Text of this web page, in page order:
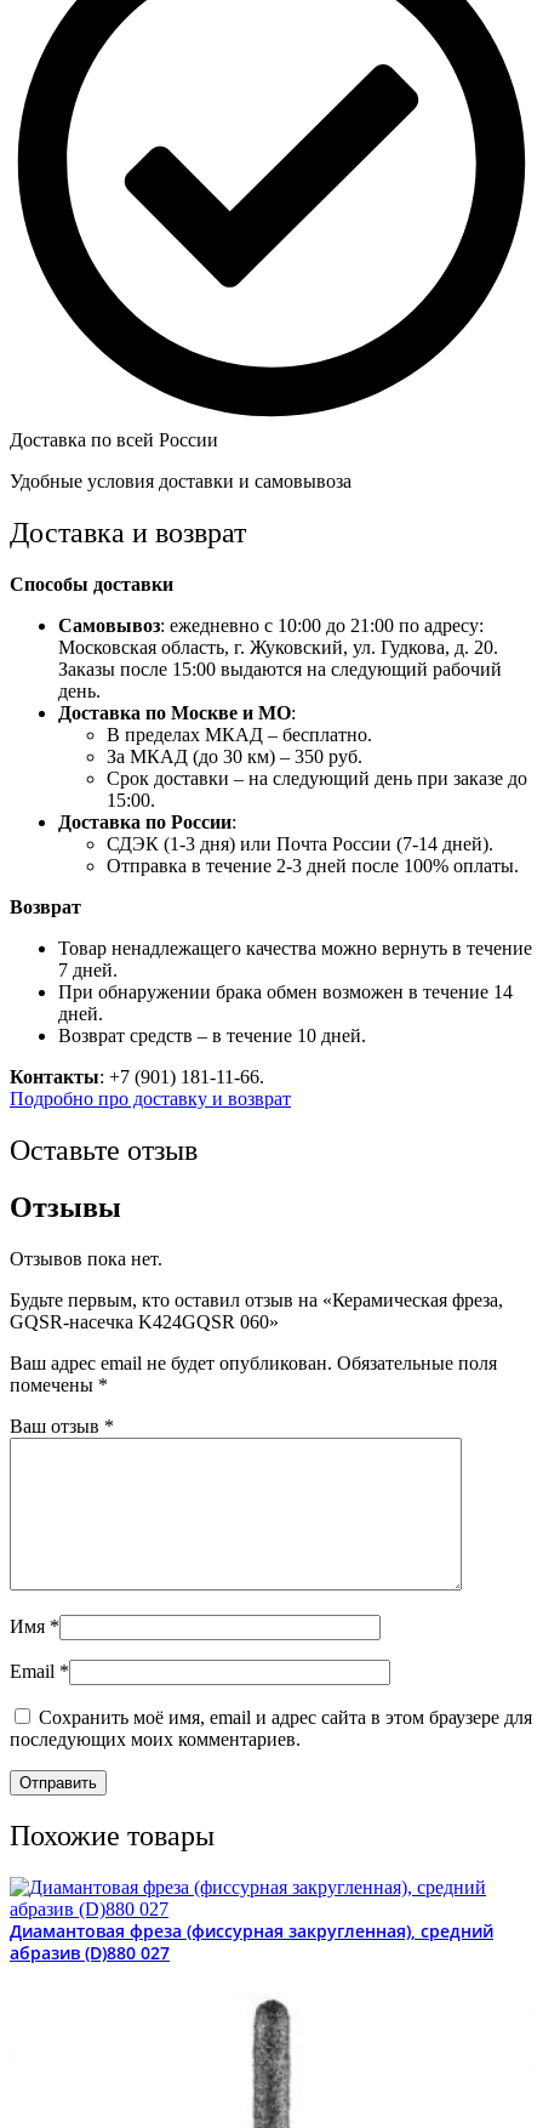
Доставка по всей России
Удобные условия доставки и самовывоза
Доставка и возврат
Способы доставки
Самовывоз: ежедневно с 10:00 до 21:00 по адресу:
Московская область, г. Жуковский, ул. Гудкова, д. 20.
Заказы после 15:00 выдаются на следующий рабочий
день.
Доставка по Москве и МО:
В пределах МКАД – бесплатно.
За МКАД (до 30 км) – 350 руб.
Срок доставки – на следующий день при заказе до
15:00.
Доставка по России:
СДЭК (1-3 дня) или Почта России (7-14 дней).
Отправка в течение 2-3 дней после 100% оплаты.
Возврат
Товар ненадлежащего качества можно вернуть в течение
7 дней.
При обнаружении брака обмен возможен в течение 14
дней.
Возврат средств – в течение 10 дней.
Контакты: +7 (901) 181-11-66.
Подробно про доставку и возврат
Оставьте отзыв
Отзывы
Отзывов пока нет.
Будьте первым, кто оставил отзыв на «Керамическая фреза,
GQSR-насечка K424GQSR 060»
Ваш адрес email не будет опубликован. Обязательные поля
помечены *
Ваш отзыв *
Имя *
Email *
Сохранить моё имя, email и адрес сайта в этом браузере для
последующих моих комментариев.
Похожие товары
Диамантовая фреза (фиссурная закругленная), средний
абразив (D)880 027